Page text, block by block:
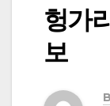
헝가
보